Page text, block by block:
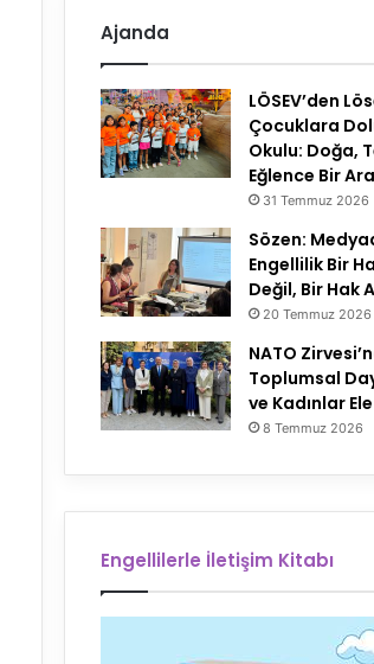
Ajanda
LÖSEV’den
Çocuklara
Okulu: Doğa,
Eğlence Bir
31 Temmuz 2026
Sözen:
Engellilik Bir
Değil, Bir Hak
20 Temmuz 2026
NATO
Toplumsal
ve Kadınlar Ele
8 Temmuz 2026
Engellilerle İletişim Kitabı